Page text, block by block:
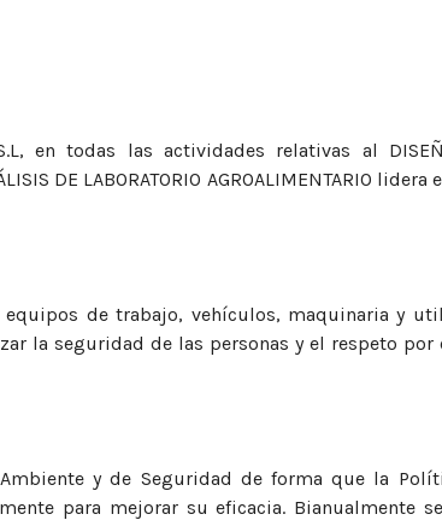
en todas las actividades relativas al
DE LABORATORIO AGROALIMENTARIO
de trabajo, vehículos, maquinaria y
la seguridad de las personas y el respeto
y de Seguridad de forma que la
para mejorar su eficacia. Bianualmente